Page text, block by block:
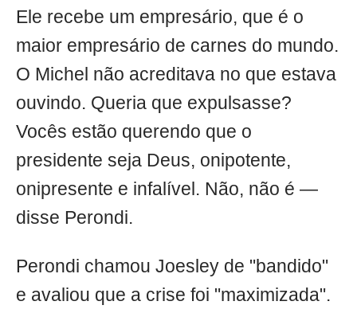
Ele recebe um empresário, que é o
maior empresário de carnes do mundo.
O Michel não acreditava no que estava
ouvindo. Queria que expulsasse?
Vocês estão querendo que o
presidente seja Deus, onipotente,
onipresente e infalível. Não, não é —
disse Perondi.
Perondi chamou Joesley de "bandido"
e avaliou que a crise foi "maximizada".